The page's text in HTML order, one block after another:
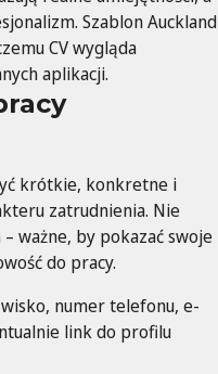
Szablon Auckland
CV wygląda
aplikacji.
krótkie, konkretne i
zatrudnienia. Nie
ważne, by pokazać swoje
do pracy.
numer telefonu, e-
link do profilu